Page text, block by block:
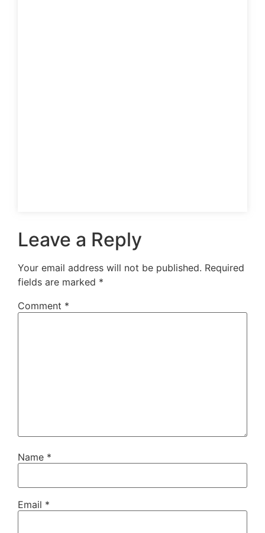
Leave a Reply
Your email address will not be published. Required
fields are marked *
Comment *
Name *
Email *